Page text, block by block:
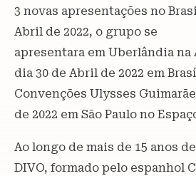
3 novas apresentações no
Abril de 2022, o grupo se
apresentara em Uberlândia na
dia 30 de Abril de 2022 em
Convenções Ulysses
de 2022 em São Paulo no
Ao longo de mais de 15 anos
DIVO, formado pelo espanhol